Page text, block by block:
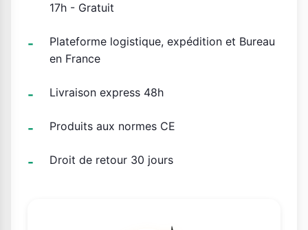
17h - Gratuit
Plateforme logistique, expédition et Bureau
en France
Livraison express 48h
Produits aux normes CE
Droit de retour 30 jours